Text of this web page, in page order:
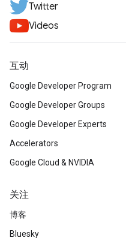
Twitter
Videos
互动
Google Developer Program
Google Developer Groups
Google Developer Experts
Accelerators
Google Cloud & NVIDIA
关注
博客
Bluesky